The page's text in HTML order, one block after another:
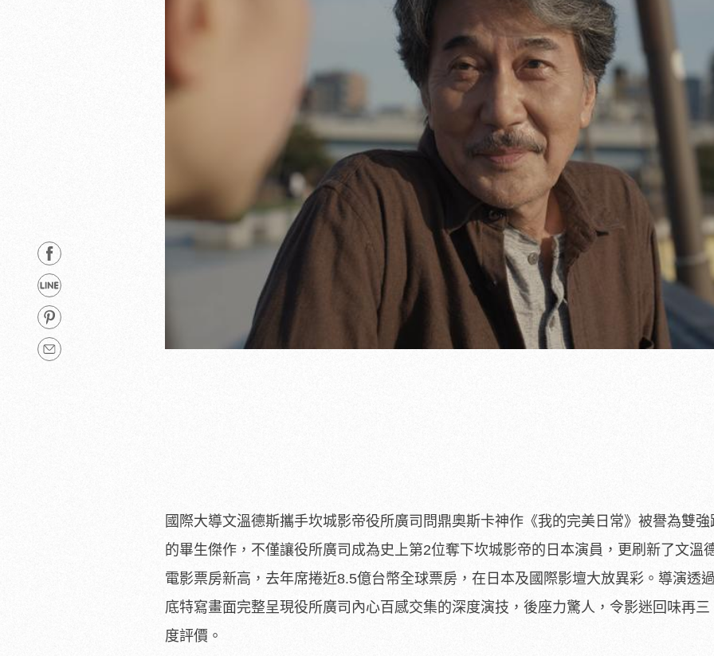
國際大導文溫德斯攜手坎城影帝役所廣司問鼎奧斯卡神作《我的完美日常》被譽為雙
的畢生傑作，不僅讓役所廣司成為史上第2位奪下坎城影帝的日本演員，更刷新了文溫
電影票房新高，去年席捲近8.5億台幣全球票房，在日本及國際影壇大放異彩。導演透
底特寫畫面完整呈現役所廣司內心百感交集的深度演技，後座力驚人，令影迷回味再三
度評價。